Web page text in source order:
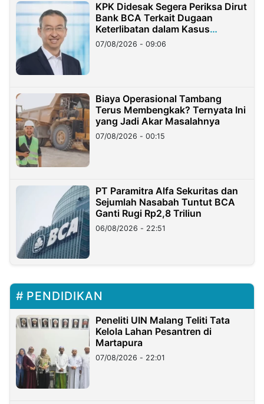
KPK Didesak Segera Periksa Dirut
Bank BCA Terkait Dugaan
Keterlibatan dalam Kasus
Hilangnya Dana Nasabah Rp2,58
Miliar
07/08/2026 - 09:06
Biaya Operasional Tambang
Terus Membengkak? Ternyata Ini
yang Jadi Akar Masalahnya
07/08/2026 - 00:15
PT Paramitra Alfa Sekuritas dan
Sejumlah Nasabah Tuntut BCA
Ganti Rugi Rp2,8 Triliun
06/08/2026 - 22:51
PENDIDIKAN
Peneliti UIN Malang Teliti Tata
Kelola Lahan Pesantren di
Martapura
07/08/2026 - 22:01